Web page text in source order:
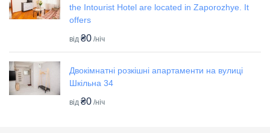
the Intourist Hotel are located in Zaporozhye. It
offers
від ₴0 /ніч
Двокімнатні розкішні апартаменти на вулиці
Шкільна 34
від ₴0 /ніч